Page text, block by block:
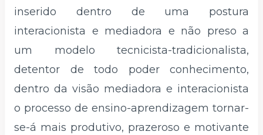
inserido dentro de uma postura
interacionista e mediadora e não preso a
um modelo tecnicista-tradicionalista,
detentor de todo poder conhecimento,
dentro da visão mediadora e interacionista
o processo de ensino-aprendizagem tornar-
se-á mais produtivo, prazeroso e motivante